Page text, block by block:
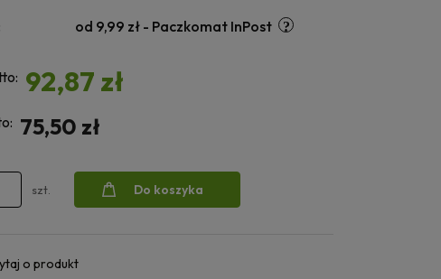
od 9,99 zł - Paczkomat InPost
92,87 zł
75,50 zł
szt. Do koszyka
o produkt